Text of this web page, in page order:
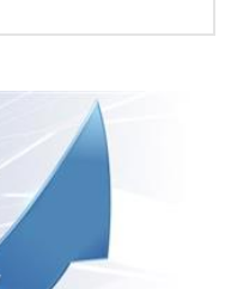
展越来越好，在轴承
现实存在的短板，又
指引下，系统地推进
大国向轴承生产强国
有了比较完善的行业
短，起步较发达国家
缺的重要装备，轴承
的技术水平可以反映
能自主生产轴承市场
品，而技术还是掌握
应该倾力支持轴承产